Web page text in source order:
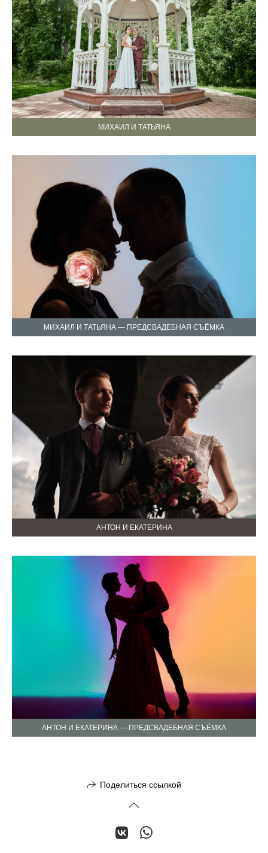
МИХАИЛ И ТАТЬЯНА
МИХАИЛ И ТАТЬЯНА — ПРЕДСВАДЕБНАЯ СЪЁМКА
АНТОН И ЕКАТЕРИНА
АНТОН И ЕКАТЕРИНА — ПРЕДСВАДЕБНАЯ СЪЁМКА
Поделиться ссылкой